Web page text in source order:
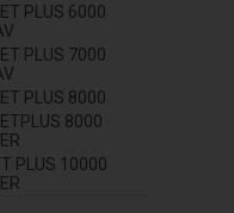
PLUS 6000
PLUS 7000
PLUS 8000
8000
PLUS 10000